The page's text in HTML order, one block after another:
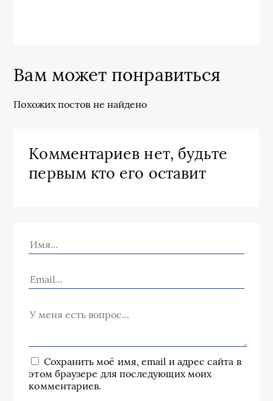
Вам может понравиться
Похожих постов не найдено
Комментариев нет, будьте
первым кто его оставит
Сохранить моё имя, email и адрес сайта в
этом браузере для последующих моих
комментариев.